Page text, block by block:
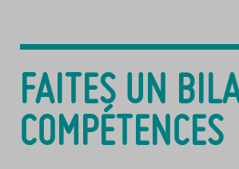
FAITES UN
COMPÉTENCES